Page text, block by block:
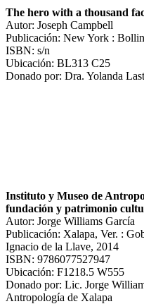
The hero with a thousand
Autor: Joseph Campbell
Publicación: New York :
ISBN: s/n
Ubicación: BL313 C25
Donado por: Dra. Yolanda
Instituto y Museo de
fundación y patrimonio
Autor: Jorge Williams García
Publicación: Xalapa, Ver. :
Ignacio de la Llave, 2014
ISBN: 9786077527947
Ubicación: F1218.5 W555
Donado por: Lic. Jorge
Antropología de Xalapa